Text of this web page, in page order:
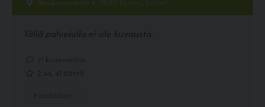
Tällä palvelulla ei ole kuvausta.